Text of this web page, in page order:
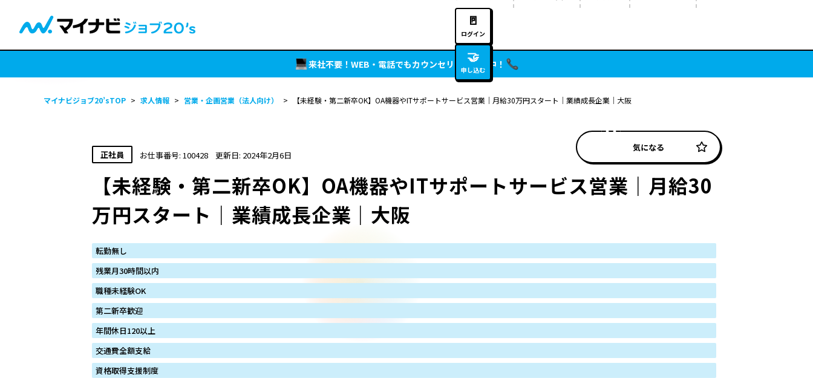
🚪
ログイン
🤝
申し込む
来社不要！WEB・電話でもカウンセリング実施中！
マイナビジョブ20’sTOP > 求人情報 > 営業・企画営業（法人向け） > 【未経験・第二新卒OK】OA機器やITサポートサービス営業｜月給30万円スタート｜業績成長企業｜大阪
正社員 お仕事番号: 100428 更新日: 2024年2月6日
気になる
【未経験・第二新卒OK】OA機器やITサポートサービス営業｜月給30
万円スタート｜業績成長企業｜大阪
転勤無し
残業月30時間以内
職種未経験OK
第二新卒歓迎
年間休日120以上
交通費全額支給
資格取得支援制度